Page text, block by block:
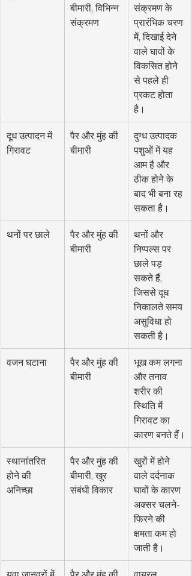
बीमारी, विभिन्न
संक्रमण
संक्रमण के
प्रारंभिक चरण
में, दिखाई देने
वाले घावों के
विकसित होने
से पहले ही
प्रकट होता
है।
दूध उत्पादन में
गिरावट
पैर और मुंह की
बीमारी
दुग्ध उत्पादक
पशुओं में यह
आम है और
ठीक होने के
बाद भी बना रह
सकता है।
थनों पर छाले
पैर और मुंह की
बीमारी
थनों और
निप्पल्स पर
छाले पड़
सकते हैं,
जिससे दूध
निकालते समय
असुविधा हो
सकती है।
वजन घटाना
पैर और मुंह की
बीमारी
भूख कम लगना
और तनाव
शरीर की
स्थिति में
गिरावट का
कारण बनते हैं।
स्थानांतरित
होने की
अनिच्छा
पैर और मुंह की
बीमारी, खुर
संबंधी विकार
खुरों में होने
वाले दर्दनाक
घावों के कारण
अक्सर चलने-
फिरने की
क्षमता कम हो
जाती है।